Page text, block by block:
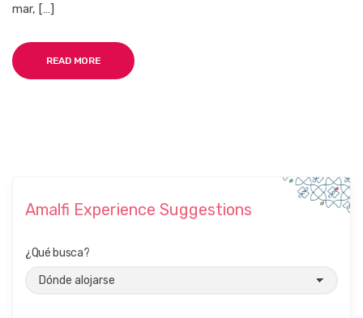
mar, […]
READ MORE
Amalfi Experience Suggestions
¿Qué busca?